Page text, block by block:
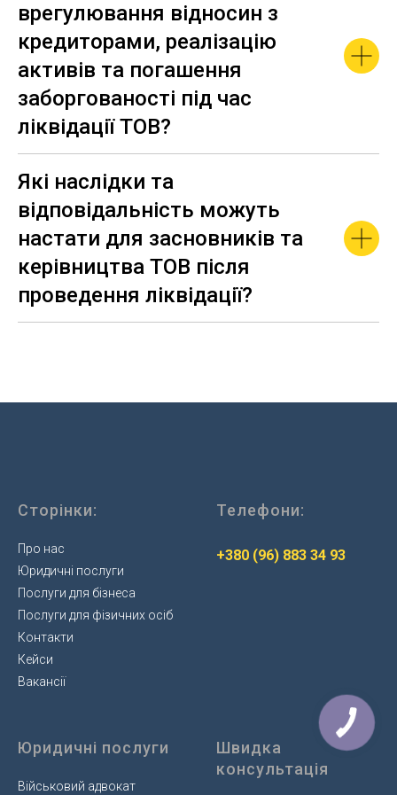
врегулювання відносин з
кредиторами, реалізацію
активів та погашення
заборгованості під час
ліквідації ТОВ?
Які наслідки та
відповідальність можуть
настати для засновників та
керівництва ТОВ після
проведення ліквідації?
Сторінки:
Про нас
Юридичні послуги
Послуги для бізнеса
Послуги для фізичних осіб
Контакти
Кейси
Вакансії
Телефони:
+380 (96) 883 34 93
Юридичні послуги
Військовий адвокат
Швидка
консультація